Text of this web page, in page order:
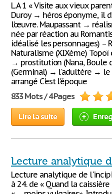
L.A 1 « Visite aux vieux
Duroy → héros éponyme, il
l’œuvre. Maupassant →
née par réaction au
idéalisé les personnages) –
Naturalisme (XIXème)
→ prostitution (Nana, Boule
(Germinal) → l'adultère →
arrangé C'est l'époque
833 Mots / 4 Pages
Lire la suite
Lecture analytique
Lecture analytique de
à 24. de « Quand la